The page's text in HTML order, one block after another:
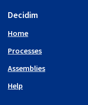
Decidim
Home
Processes
Assemblies
Help